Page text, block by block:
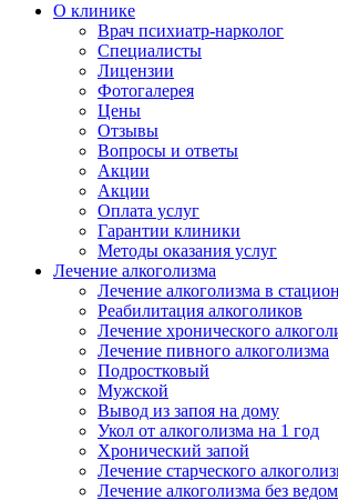
О клинике
Врач психиатр-нарколог
Специалисты
Лицензии
Фотогалерея
Цены
Отзывы
Вопросы и ответы
Акции
Акции
Оплата услуг
Гарантии клиники
Методы оказания услуг
Лечение алкоголизма
Лечение алкоголизма в
Реабилитация алкоголиков
Лечение хронического
Лечение пивного алкоголизма
Подростковый
Мужской
Вывод из запоя на дому
Укол от алкоголизма на 1 год
Хронический запой
Лечение старческого
Лечение алкоголизма без